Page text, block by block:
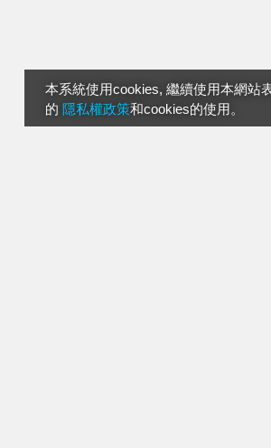
本系統使用cookies, 繼續使用本網站
的 隱私權政策和cookies的使用。